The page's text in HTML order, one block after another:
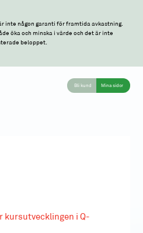
inte någon garanti för framtida avkastning.
öka och minska i värde och det är inte
beloppet.
Bli kund Mina sidor
kursutvecklingen i Q-